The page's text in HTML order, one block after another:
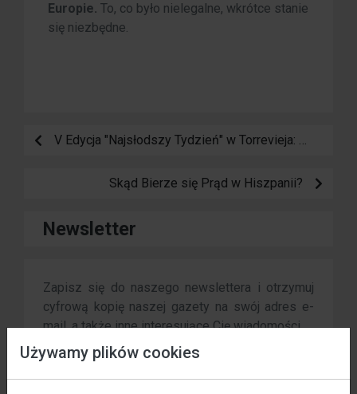
Europie. To, co było nielegalne, wkrótce stanie
się niezbędne.
V Edycja "Najsłodszy Tydzień" w Torrevieja: Święto Ciasta i Kawy (2026)
Skąd Bierze się Prąd w Hiszpanii?
Newsletter
Zapisz się do naszego newslettera i otrzymuj
cyfrową kopię naszej gazety na swój adres e-
mail, a także inne interesujące Cię wiadomości.
Używamy plików cookies